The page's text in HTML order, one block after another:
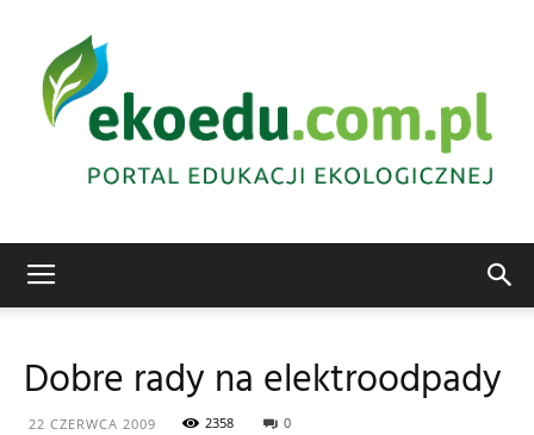
Dobre rady na elektroodpady
22 CZERWCA 2009 2358 0